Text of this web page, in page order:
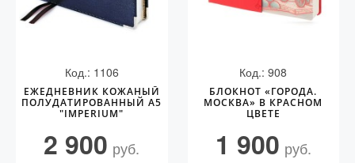
Код.: 1106
ЕЖЕДНЕВНИК КОЖАНЫЙ
ПОЛУДАТИРОВАННЫЙ А5
"IMPERIUM"
2 900 руб.
Код.: 908
БЛОКНОТ «ГОРОДА.
МОСКВА» В КРАСНОМ
ЦВЕТЕ
1 900 руб.